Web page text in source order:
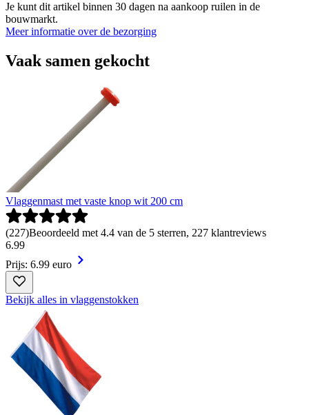
Je kunt dit artikel binnen 30 dagen na aankoop ruilen in de
bouwmarkt.
Meer informatie over de bezorging
Vaak samen gekocht
Vlaggenmast met vaste knop wit 200 cm
(227)Beoordeeld met 4.4 van de 5 sterren, 227 klantreviews
6.99
Prijs: 6.99 euro
Bekijk alles in vlaggenstokken